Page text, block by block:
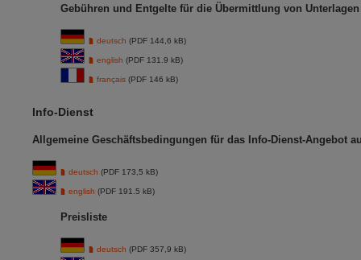
Gebühren und Entgelte für die Übermittlung von
deutsch (PDF 144,6 kB)
english (PDF 131.9 kB)
français (PDF 146 kB)
Info-Dienst
Allgemeine Geschäftsbedingungen für das Info-Dienst-Angebot
deutsch (PDF 173,5 kB)
english (PDF 191.5 kB)
Preisliste
deutsch (PDF 357,9 kB)